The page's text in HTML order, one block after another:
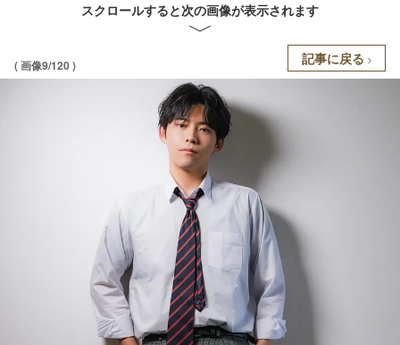
スクロールすると次の画像が表示されます
( 画像9/120 ) 記事に戻る